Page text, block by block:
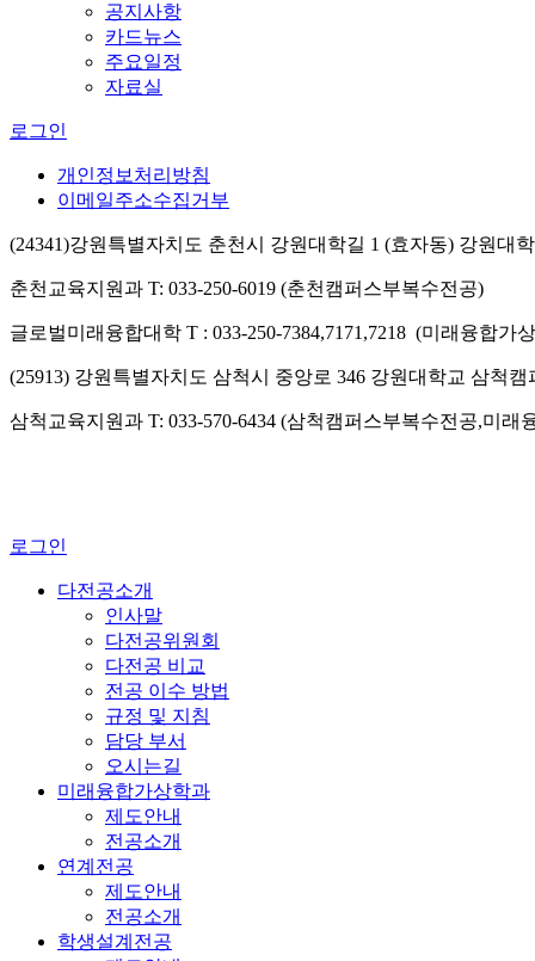
공지사항
카드뉴스
주요일정
자료실
로그인
개인정보처리방침
이메일주소수집거부
(24341)강원특별자치도 춘천시 강원대학길 1 (효자동) 강원대
춘천교육지원과 T: 033-250-6019 (춘천캠퍼스부복수전공)
글로벌미래융합대학 T : 033-250-7384,7171,7218 (미래융합가
(25913) 강원특별자치도 삼척시 중앙로 346 강원대학교 삼척캠
삼척교육지원과 T: 033-570-6434 (삼척캠퍼스부복수전공,미래
로그인
다전공소개
인사말
다전공위원회
다전공 비교
전공 이수 방법
규정 및 지침
담당 부서
오시는길
미래융합가상학과
제도안내
전공소개
연계전공
제도안내
전공소개
학생설계전공